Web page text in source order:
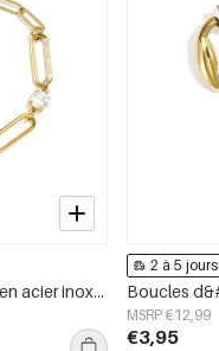
Bracelets à breloques en acier inoxydable, style cercle, collection Daily Simple, bijoux pour femmes
2 à 5 jours
MSRP €12,99
€3,95